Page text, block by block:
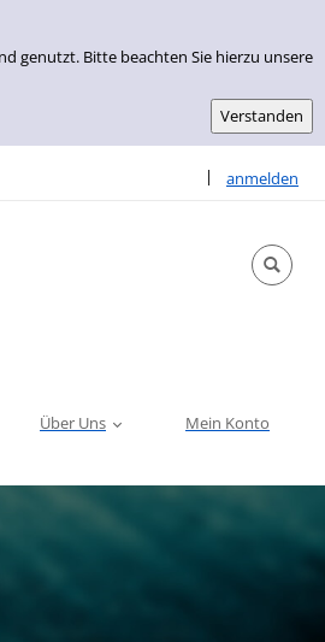
genutzt. Bitte beachten Sie hierzu unsere
| anmelden
Sprache
Über Uns Mein Konto